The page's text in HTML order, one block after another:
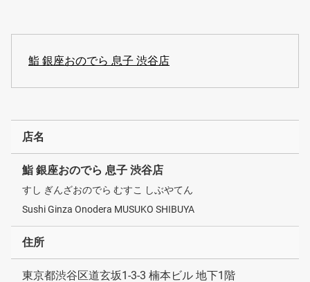
鮨 銀座おのでら 息子 渋谷店
店名
鮨 銀座おのでら 息子 渋谷店
すし ぎんざおのでら むすこ しぶやてん
Sushi Ginza Onodera MUSUKO SHIBUYA
住所
東京都渋谷区道玄坂1-3-3 楠本ビル 地下1階